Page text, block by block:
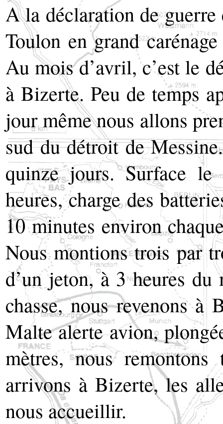
A la déclaration de
Toulon en grand
Au mois d’avril, c’est le
à Bizerte. Peu de temps
jour même nous allons
sud du détroit de
quinze jours. Surface
heures, charge des
10 minutes environ
Nous montions trois par
d’un jeton, à 3 heures
chasse, nous revenons à
Malte alerte avion,
mètres, nous
arrivons à Bizerte, les
nous accueillir.